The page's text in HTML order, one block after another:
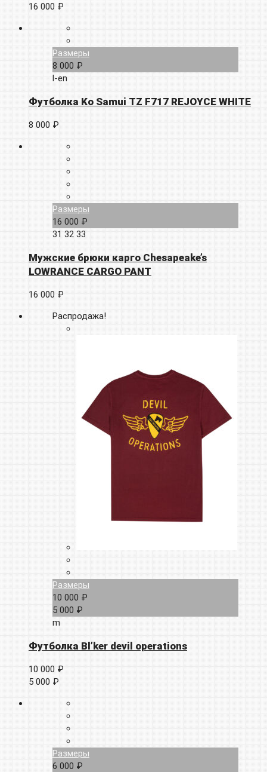
16 000 ₽
Размеры
8 000 ₽
l-en
Футболка Ko Samui TZ F717 REJOYCE WHITE
8 000 ₽
Размеры
16 000 ₽
31 32 33
Мужские брюки карго Chesapeake’s
LOWRANCE CARGO PANT
16 000 ₽
Распродажа!
Размеры
10 000 ₽
5 000 ₽
m
Футболка Bl’ker devil operations
10 000 ₽
5 000 ₽
Размеры
6 000 ₽